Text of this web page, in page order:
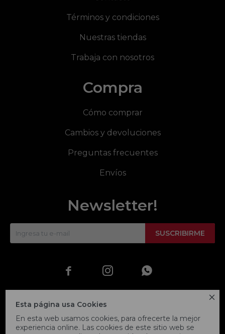

Esta página usa Cookies
En esta web usamos cookies, para ofrecerte la mejor
experiencia online. Las cookies de este sitio web se
Términos y condiciones
Nuestras tiendas
Trabaja con nosotros
Compra
Cómo comprar
Cambios y devoluciones
Preguntas frecuentes
Envíos
Newsletter!
SUSCRIBIRME
  